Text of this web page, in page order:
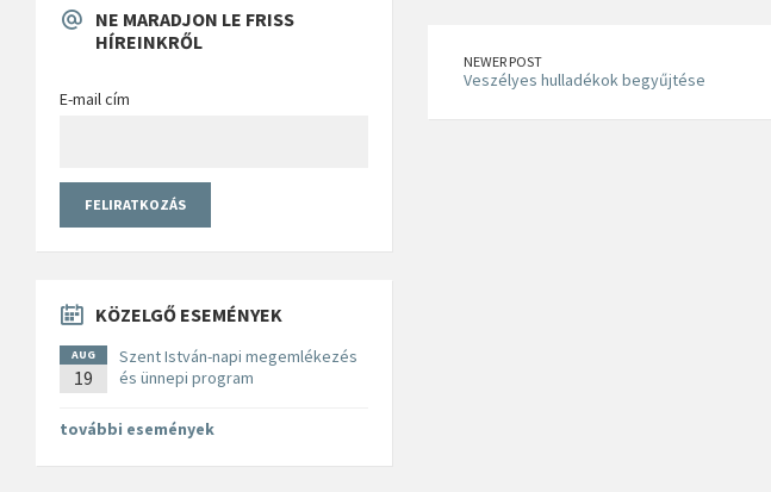
NEWER POST
Veszélyes hulladékok begyűjtése
NE MARADJON LE FRISS
HÍREINKRŐL
E-mail cím
KÖZELGŐ ESEMÉNYEK
AUG
19
Szent István-napi megemlékezés
és ünnepi program
további események